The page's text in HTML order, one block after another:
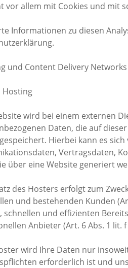
vor allem mit Cookies und mit
Informationen zu diesen
und Content Delivery Networks
Hosting
wird bei einem externen
Daten, die auf
Hierbei kann es
Vertragsdaten,
über eine Website generiert
des Hosters erfolgt zum
und bestehenden Kunden
schnellen und effizienten
Anbieter (Art. 6 Abs. 1 lit. f
wird Ihre Daten nur
erforderlich ist und